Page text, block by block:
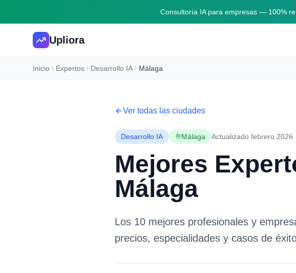
Consultoría IA para empresas — 100%
Upliora
Inicio Expertos Desarrollo IA Málaga
Ver todas las ciudades
Desarrollo IA Málaga Actualizado febrero 2026
Mejores
Málaga
Los 10 mejores profesionales y
precios, especialidades y casos de